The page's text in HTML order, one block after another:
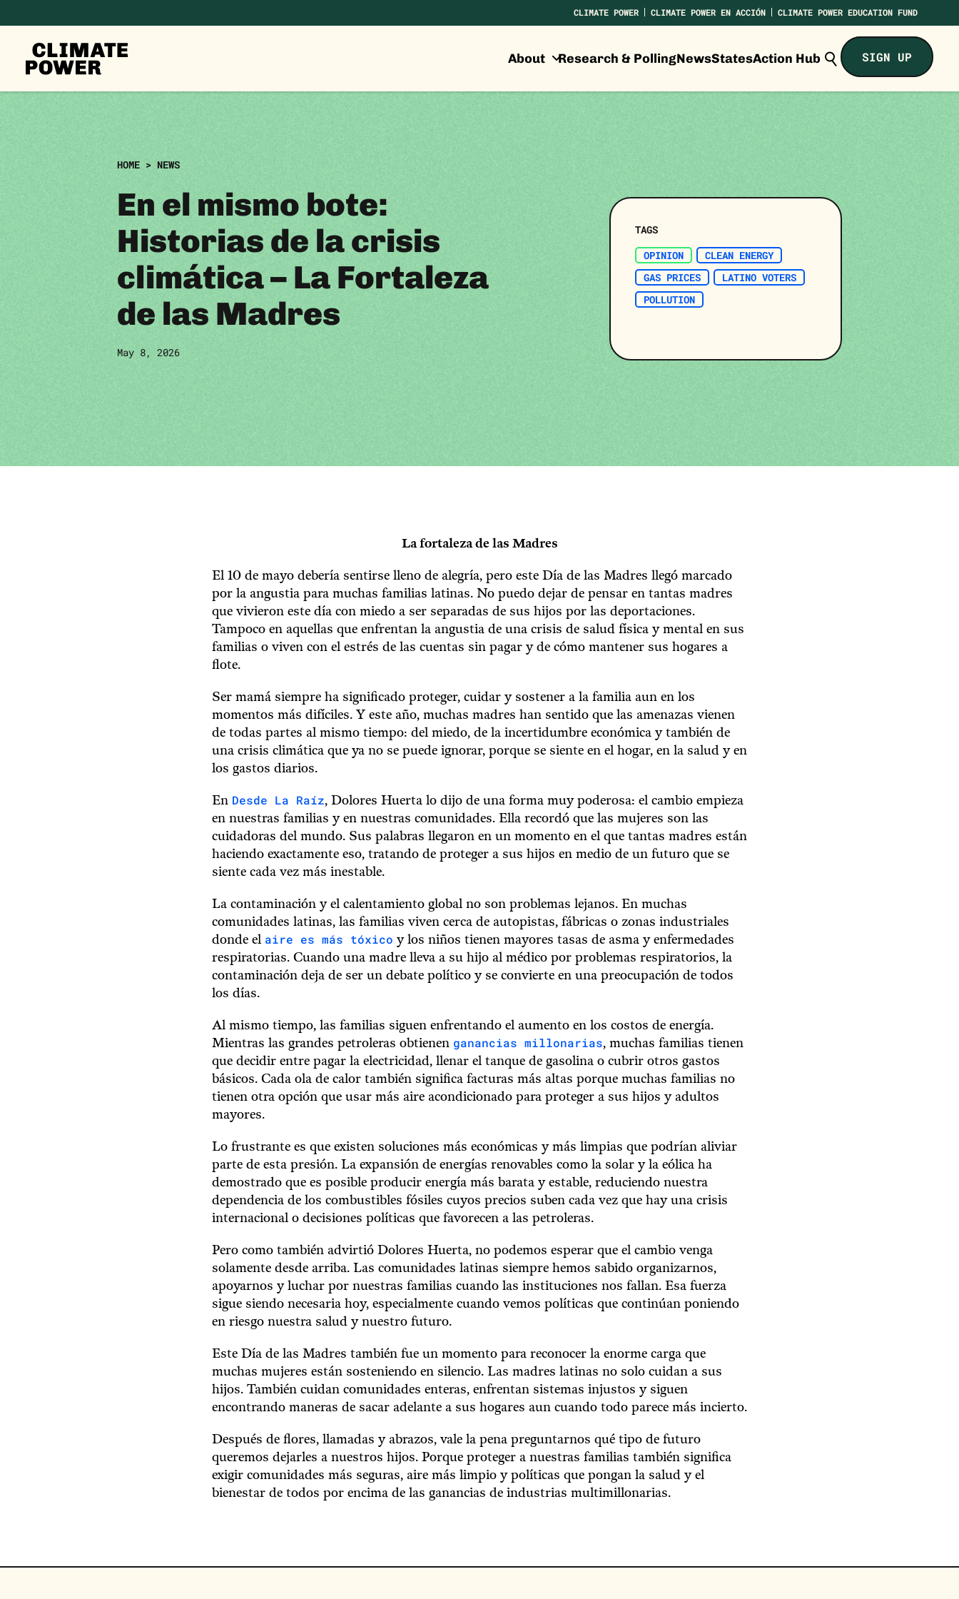
Skip to content
Skip to content
CLIMATE
POWER
About Research & PollingNewsStatesAction Hub
Search
Climate
Power...
SIGN UP
CLIMATE POWER CLIMATE POWER EN ACCIÓN CLIMATE POWER EDUCATION FUND
HOME > NEWS
En el mismo bote:
Historias de la crisis
climática – La Fortaleza
de las Madres
May 8, 2026
TAGS
OPINION
CLEAN ENERGY
GAS PRICES
LATINO VOTERS
POLLUTION
La fortaleza de las Madres
El 10 de mayo debería sentirse lleno de alegría, pero este Día de las Madres llegó marcado
por la angustia para muchas familias latinas. No puedo dejar de pensar en tantas madres
que vivieron este día con miedo a ser separadas de sus hijos por las deportaciones.
Tampoco en aquellas que enfrentan la angustia de una crisis de salud física y mental en sus
familias o viven con el estrés de las cuentas sin pagar y de cómo mantener sus hogares a
flote.
Ser mamá siempre ha significado proteger, cuidar y sostener a la familia aun en los
momentos más difíciles. Y este año, muchas madres han sentido que las amenazas vienen
de todas partes al mismo tiempo: del miedo, de la incertidumbre económica y también de
una crisis climática que ya no se puede ignorar, porque se siente en el hogar, en la salud y en
los gastos diarios.
En Desde La Raíz, Dolores Huerta lo dijo de una forma muy poderosa: el cambio empieza
en nuestras familias y en nuestras comunidades. Ella recordó que las mujeres son las
cuidadoras del mundo. Sus palabras llegaron en un momento en el que tantas madres están
haciendo exactamente eso, tratando de proteger a sus hijos en medio de un futuro que se
siente cada vez más inestable.
La contaminación y el calentamiento global no son problemas lejanos. En muchas
comunidades latinas, las familias viven cerca de autopistas, fábricas o zonas industriales
donde el aire es más tóxico y los niños tienen mayores tasas de asma y enfermedades
respiratorias. Cuando una madre lleva a su hijo al médico por problemas respiratorios, la
contaminación deja de ser un debate político y se convierte en una preocupación de todos
los días.
Al mismo tiempo, las familias siguen enfrentando el aumento en los costos de energía.
Mientras las grandes petroleras obtienen ganancias millonarias, muchas familias tienen
que decidir entre pagar la electricidad, llenar el tanque de gasolina o cubrir otros gastos
básicos. Cada ola de calor también significa facturas más altas porque muchas familias no
tienen otra opción que usar más aire acondicionado para proteger a sus hijos y adultos
mayores.
Lo frustrante es que existen soluciones más económicas y más limpias que podrían aliviar
parte de esta presión. La expansión de energías renovables como la solar y la eólica ha
demostrado que es posible producir energía más barata y estable, reduciendo nuestra
dependencia de los combustibles fósiles cuyos precios suben cada vez que hay una crisis
internacional o decisiones políticas que favorecen a las petroleras.
Pero como también advirtió Dolores Huerta, no podemos esperar que el cambio venga
solamente desde arriba. Las comunidades latinas siempre hemos sabido organizarnos,
apoyarnos y luchar por nuestras familias cuando las instituciones nos fallan. Esa fuerza
sigue siendo necesaria hoy, especialmente cuando vemos políticas que continúan poniendo
en riesgo nuestra salud y nuestro futuro.
Este Día de las Madres también fue un momento para reconocer la enorme carga que
muchas mujeres están sosteniendo en silencio. Las madres latinas no solo cuidan a sus
hijos. También cuidan comunidades enteras, enfrentan sistemas injustos y siguen
encontrando maneras de sacar adelante a sus hogares aun cuando todo parece más incierto.
Después de flores, llamadas y abrazos, vale la pena preguntarnos qué tipo de futuro
queremos dejarles a nuestros hijos. Porque proteger a nuestras familias también significa
exigir comunidades más seguras, aire más limpio y políticas que pongan la salud y el
bienestar de todos por encima de las ganancias de industrias multimillonarias.